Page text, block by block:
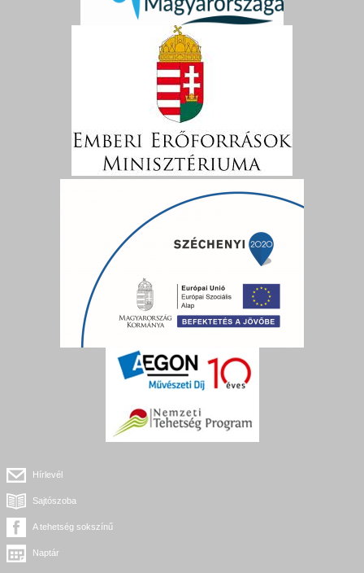
Hírlevél
Sajtószoba
A tehetség sokszínű
Naptár